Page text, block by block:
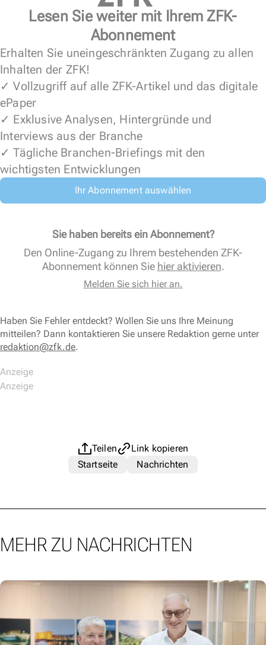
Lesen Sie weiter mit Ihrem ZFK-
Abonnement
Erhalten Sie uneingeschränkten Zugang zu allen
Inhalten der ZFK!
✓ Vollzugriff auf alle ZFK-Artikel und das digitale
ePaper
✓ Exklusive Analysen, Hintergründe und
Interviews aus der Branche
✓ Tägliche Branchen-Briefings mit den
wichtigsten Entwicklungen
Ihr Abonnement auswählen
Sie haben bereits ein Abonnement?
Den Online-Zugang zu Ihrem bestehenden ZFK-
Abonnement können Sie hier aktivieren.
Melden Sie sich hier an.
Haben Sie Fehler entdeckt? Wollen Sie uns Ihre Meinung
mitteilen? Dann kontaktieren Sie unsere Redaktion gerne unter
redaktion@zfk.de.
Teilen
Link kopieren
Startseite
Nachrichten
MEHR ZU NACHRICHTEN